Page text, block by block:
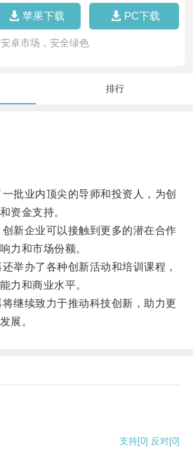
苹果下载 PC下载
安卓市场，安全绿色
排行
业内顶尖的导师和投资人，为创
资金支持。
企业可以接触到更多的潜在合作
力和市场份额。
办了各种创新活动和培训课程，
力和商业水平。
续致力于推动科技创新，助力更
展。
支持[0] 反对[0]